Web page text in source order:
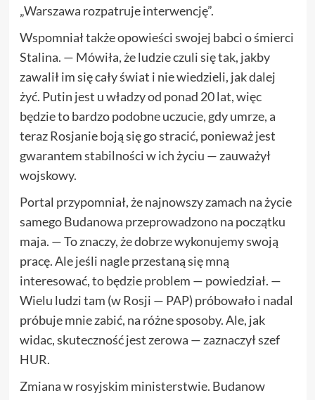
„Warszawa rozpatruje interwencję”.
Wspomniał także opowieści swojej babci o śmierci
Stalina. — Mówiła, że ludzie czuli się tak, jakby
zawalił im się cały świat i nie wiedzieli, jak dalej
żyć. Putin jest u władzy od ponad 20 lat, więc
będzie to bardzo podobne uczucie, gdy umrze, a
teraz Rosjanie boją się go stracić, ponieważ jest
gwarantem stabilności w ich życiu — zauważył
wojskowy.
Portal przypomniał, że najnowszy zamach na życie
samego Budanowa przeprowadzono na początku
maja. — To znaczy, że dobrze wykonujemy swoją
pracę. Ale jeśli nagle przestaną się mną
interesować, to będzie problem — powiedział. —
Wielu ludzi tam (w Rosji — PAP) próbowało i nadal
próbuje mnie zabić, na różne sposoby. Ale, jak
widac, skuteczność jest zerowa — zaznaczył szef
HUR.
Zmiana w rosyjskim ministerstwie. Budanow